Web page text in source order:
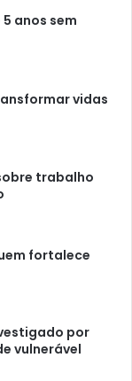
anos sem
vidas
trabalho
fortalece
por
vulnerável